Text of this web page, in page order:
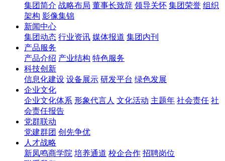
集团简介 战略布局 董事长致辞 领导关怀 集团荣誉 组织
架构 影像集锦
新闻中心
集团动态 行业资讯 媒体报道 集团内刊
产品服务
产品介绍 产业结构 特色服务
科技创新
信息化建设 设备展示 研发平台 绿色发展
企业文化
企业文化体系 形象代言人 文化活动 主题年 社会责任 社
会责任报告
党群联动
党建群团 创先争优
人才战略
新凤鸣商学院 培养通道 校企合作 招聘岗位